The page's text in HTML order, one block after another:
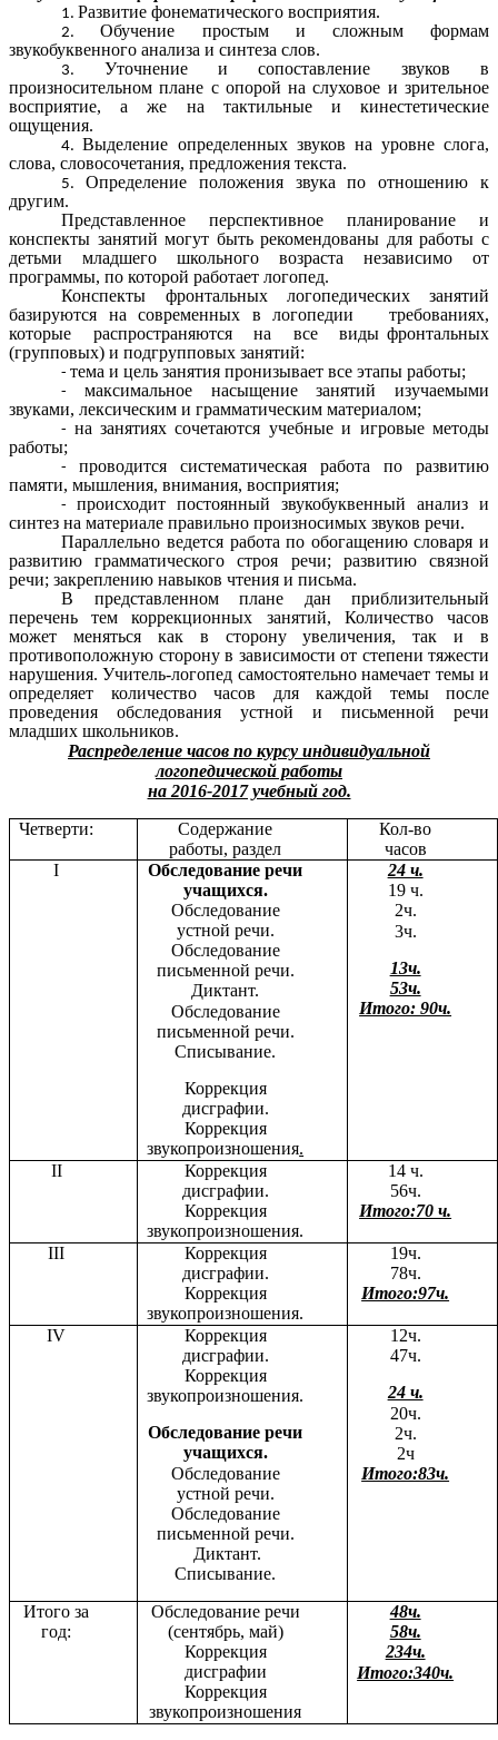
Развитие фонематического восприятия.
Обучение простым и сложным формам
звукобуквенного анализа и синтеза слов.
Уточнение и сопоставление звуков в
произносительном плане с опорой на слуховое и зрительное
восприятие, а же на тактильные и кинестетические
ощущения.
Выделение определенных звуков на уровне слога,
слова, словосочетания, предложения текста.
Определение положения звука по отношению к
другим.
Представленное перспективное планирование и
конспекты занятий могут быть рекомендованы для работы с
детьми младшего школьного возраста независимо от
программы, по которой работает логопед.
Конспекты фронтальных логопедических занятий
базируются на современных в логопедии требованиях,
которые распространяются на все виды фронтальных
(групповых) и подгрупповых занятий:
тема и цель занятия пронизывает все этапы работы;
максимальное насыщение занятий изучаемыми
звуками, лексическим и грамматическим материалом;
на занятиях сочетаются учебные и игровые методы
работы;
проводится систематическая работа по развитию
памяти, мышления, внимания, восприятия;
происходит постоянный звукобуквенный анализ и
синтез на материале правильно произносимых звуков речи.
Параллельно ведется работа по обогащению словаря и
развитию грамматического строя речи; развитию связной
речи; закреплению навыков чтения и письма.
В представленном плане дан приблизительный
перечень тем коррекционных занятий, Количество часов
может меняться как в сторону увеличения, так и в
противоположную сторону в зависимости от степени тяжести
нарушения. Учитель-логопед самостоятельно намечает темы и
определяет количество часов для каждой темы после
проведения обследования устной и письменной речи
младших школьников.
Распределение часов по курсу индивидуальной
логопедической работы
на 2016-2017 учебный год.
Четверти:
Содержание
работы, раздел
Кол-во
часов
I
Обследование речи
учащихся.
Обследование
устной речи.
Обследование
письменной речи.
Диктант.
Обследование
письменной речи.
Списывание.
Коррекция
дисграфии.
Коррекция
звукопроизношения.
24 ч.
19 ч.
2ч.
3ч.
13ч.
53ч.
Итого: 90ч.
II
Коррекция
дисграфии.
Коррекция
звукопроизношения.
14 ч.
56ч.
Итого:70 ч.
III
Коррекция
дисграфии.
Коррекция
звукопроизношения.
19ч.
78ч.
Итого:97ч.
IV
Коррекция
дисграфии.
Коррекция
звукопроизношения.
Обследование речи
учащихся.
Обследование
устной речи.
Обследование
письменной речи.
Диктант.
Списывание.
12ч.
47ч.
24 ч.
20ч.
2ч.
2ч
Итого:83ч.
Итого за
год:
Обследование речи
(сентябрь, май)
Коррекция
дисграфии
Коррекция
звукопроизношения
48ч.
58ч.
234ч.
Итого:340ч.